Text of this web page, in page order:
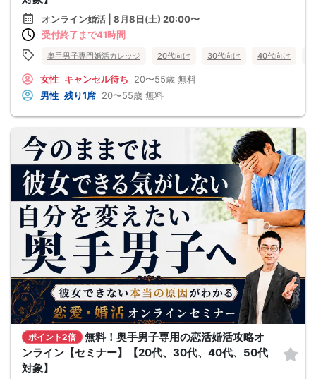
オンライン婚活 | 8月8日(土) 20:00〜
受付終了まで41時間
奥手男子専門婚活カレッジ 20代向け 30代向け 40代向け
女性 キャンセル待ち 20〜55歳 無料
男性 残り1席 20〜55歳 無料
ポイント2倍
無料！奥手男子専用の恋活婚活攻略オ
ンライン【セミナー】【20代、30代、40代、50代
対象】